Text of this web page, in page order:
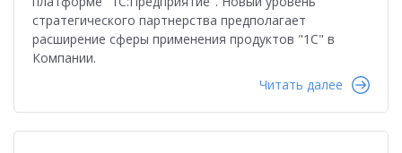
стратегического партнерства предполагает
расширение сферы применения продуктов "1С" в
Компании.
Читать далее